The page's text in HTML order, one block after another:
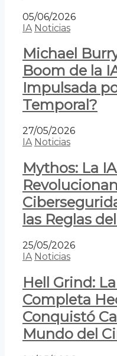
05/06/2026
IA Noticias
Michael
Boom de la
Impulsada
Temporal?
27/05/2026
IA Noticias
Mythos: La
las Reglas
25/05/2026
IA Noticias
Hell Grind:
Completa
Conquistó
Mundo del